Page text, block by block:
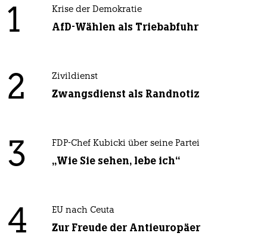
1 Krise der Demokratie
AfD-Wählen als Triebabfuhr
2 Zivildienst
Zwangsdienst als Randnotiz
3 FDP-Chef Kubicki über seine Partei
„Wie Sie sehen, lebe ich“
4 EU nach Ceuta
Zur Freude der Antieuropäer